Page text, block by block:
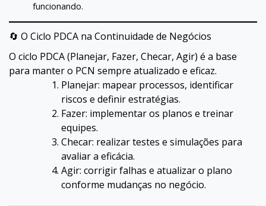
funcionando.
🔄 O Ciclo PDCA na Continuidade de Negócios
O ciclo PDCA (Planejar, Fazer, Checar, Agir) é a base
para manter o PCN sempre atualizado e eficaz.
Planejar: mapear processos, identificar
riscos e definir estratégias.
Fazer: implementar os planos e treinar
equipes.
Checar: realizar testes e simulações para
avaliar a eficácia.
Agir: corrigir falhas e atualizar o plano
conforme mudanças no negócio.